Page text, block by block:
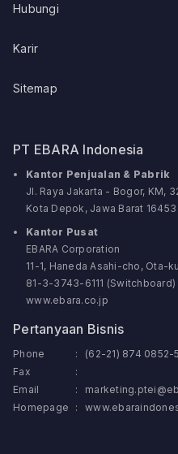
Hubungi
Karir
Sitemap
PT EBARA Indonesia
Kantor Penjualan & Pabrik
Jl. Raya Jakarta - Bogor, KM,
Kota Depok, Jawa Barat 16453
Kantor Pusat
EBARA Corporation
11-1, Haneda Asahi-cho, Ota-
81-3-3743-6111 (Switchboard)
www.ebara.co.jp
Pertanyaan Bisnis
Phone :
(62-21) 874 0852-
Fax
:
Email
:
Homepage
: